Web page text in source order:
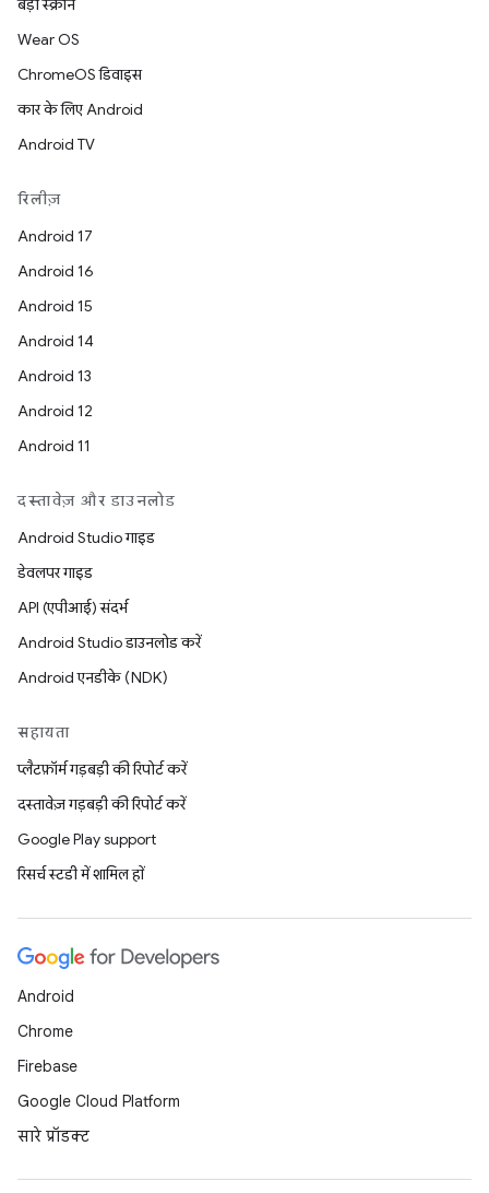
बड़ी स्क्रीन
Wear OS
ChromeOS डिवाइस
कार के लिए Android
Android TV
रिलीज़
Android 17
Android 16
Android 15
Android 14
Android 13
Android 12
Android 11
दस्तावेज़ और डाउनलोड
Android Studio गाइड
डेवलपर गाइड
API (एपीआई) संदर्भ
Android Studio डाउनलोड करें
Android एनडीके (NDK)
सहायता
प्लैटफ़ॉर्म गड़बड़ी की रिपोर्ट करें
दस्तावेज़ गड़बड़ी की रिपोर्ट करें
Google Play support
रिसर्च स्टडी में शामिल हों
Android
Chrome
Firebase
Google Cloud Platform
सारे प्रॉडक्ट